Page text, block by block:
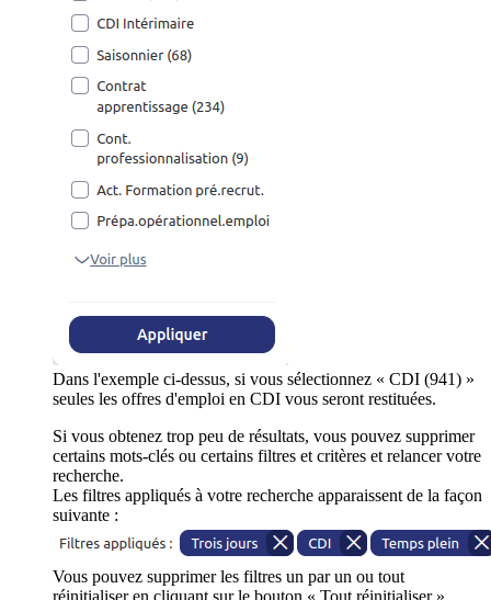
Dans l'exemple ci-dessus, si vous sélectionnez « CDI (941) »
seules les offres d'emploi en CDI vous seront restituées.
Si vous obtenez trop peu de résultats, vous pouvez supprimer
certains mots-clés ou certains filtres et critères et relancer votre
recherche.
Les filtres appliqués à votre recherche apparaissent de la façon
suivante :
Vous pouvez supprimer les filtres un par un ou tout
réinitialiser en cliquant sur le bouton « Tout réinitialiser ».